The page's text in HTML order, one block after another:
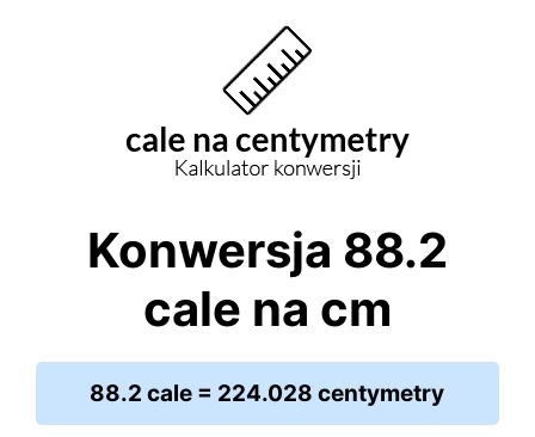
Konwersja 88.2
cale na cm
88.2 cale = 224.028 centymetry